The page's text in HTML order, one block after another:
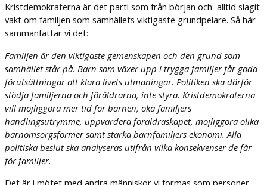
Kristdemokraterna är det parti som från början och alltid slagit
vakt om familjen som samhällets viktigaste grundpelare. Så här
sammanfattar vi det:
Familjen är den viktigaste gemenskapen och den grund som
samhället står på. Barn som växer upp i trygga familjer får goda
förutsättningar att klara livets utmaningar. Politiken ska därför
stödja familjerna och föräldrarna, inte styra. Kristdemokraterna
vill möjliggöra mer tid för barnen, öka familjers
handlingsutrymme, uppvärdera föräldraskapet, möjliggöra olika
barnomsorgsformer samt stärka barnfamiljers ekonomi. Alla
politiska beslut ska analyseras utifrån vilka konsekvenser de får
för familjer.